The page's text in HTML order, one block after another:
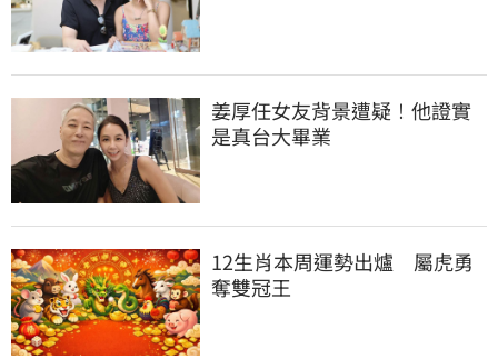
姜厚任女友背景遭疑！他證實
是真台大畢業
12生肖本周運勢出爐　屬虎勇
奪雙冠王